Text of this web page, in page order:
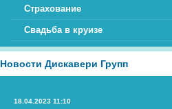
Страхование
Свадьба в круизе
Новости Дискавери Групп
18.04.2023 11:10